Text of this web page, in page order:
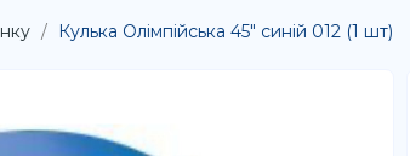
Кулька Олімпійська 45" синій 012 (1 шт)